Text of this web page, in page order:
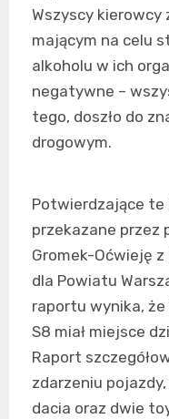
Wszyscy kierowcy
mającym na celu
alkoholu w ich
negatywne –
tego, doszło do
drogowym.
Potwierdzające te
przekazane przez
Gromek-Oćwieję
dla Powiatu
raportu wynika,
S8 miał miejsce
Raport
zdarzeniu
dacia oraz dwie